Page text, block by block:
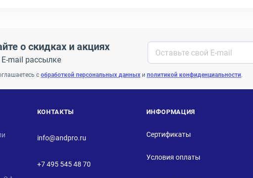
о скидках и акциях
mail рассылке
с обработкой персональных данных и политикой конфиденциальности.
КОНТАКТЫ
info@andpro.ru
+7 495 545 48 70
ИНФОРМАЦИЯ
Сертификаты
Условия оплаты